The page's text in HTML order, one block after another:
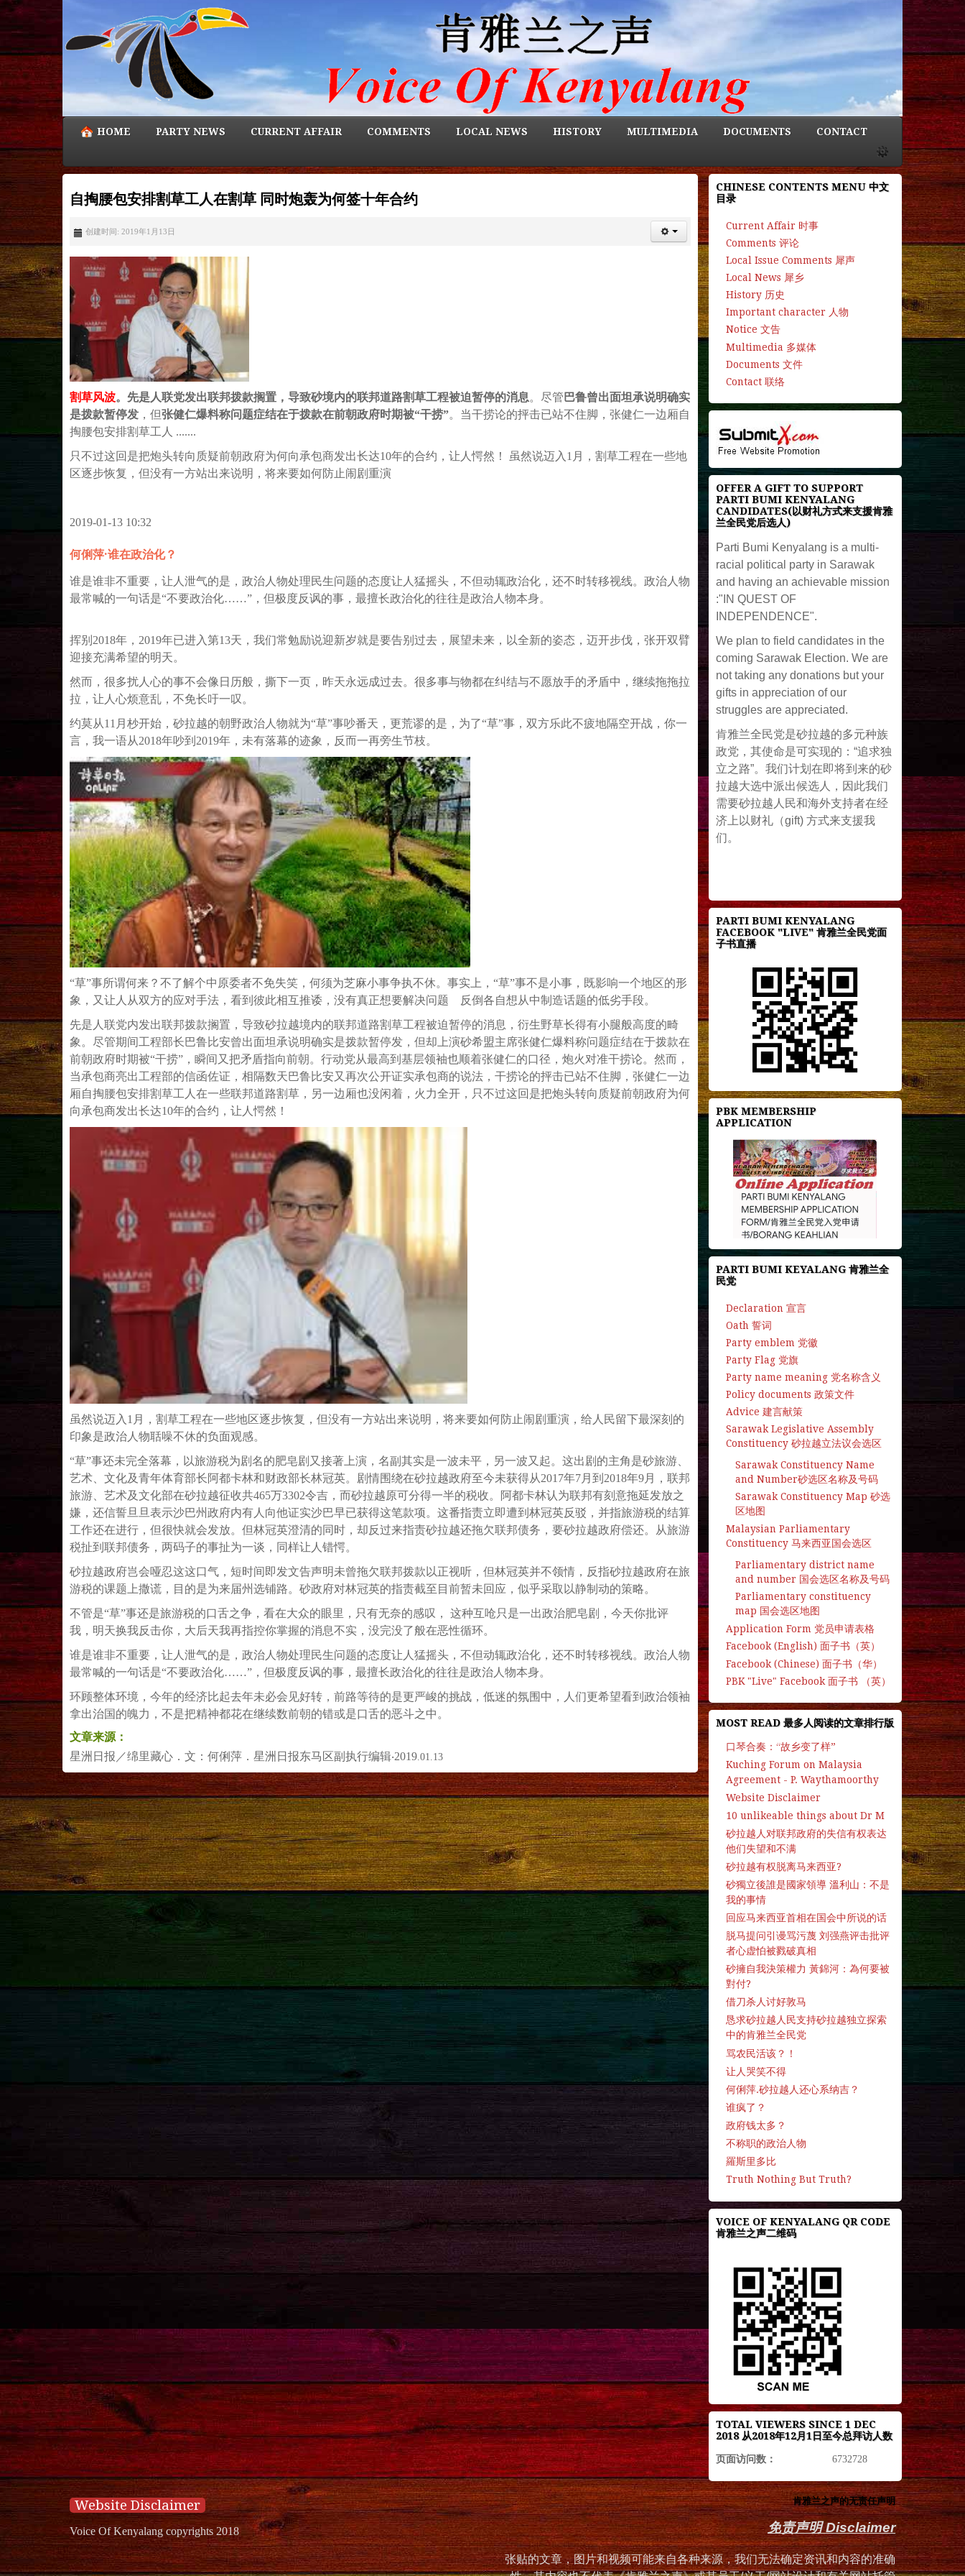
HOME PARTY NEWS CURRENT AFFAIR COMMENTS LOCAL NEWS HISTORY MULTIMEDIA DOCUMENTS CONTACT
自掏腰包安排割草工人在割草 同时炮轰为何签十年合约
创建时间: 2019年1月13日
割草风波。先是人联党发出联邦拨款搁置，导致砂境内的联邦道路割草工程被迫暂停的消息。尽管 巴鲁曾出面坦承说明确实
是拨款暂停发 ，但张健仁爆料称问题症结在于拨款在前朝政府时期被“干捞”。当干捞论的抨击已站不住脚，张健仁一边厢自
掏腰包安排割草工人 .......
只不过这回是把炮头转向质疑前朝政府为何向承包商发出长达10年的合约，让人愕然！ 虽然说迈入1月，割草工程在一些地
区逐步恢复，但没有一方站出来说明，将来要如何防止闹剧重演
2019-01-13 10:32
何俐萍·谁在政治化？
谁是谁非不重要，让人泄气的是，政治人物处理民生问题的态度让人猛摇头，不但动辄政治化，还不时转移视线。政治人物
最常喊的一句话是“不要政治化……”，但极度反讽的事，最擅长政治化的往往是政治人物本身。
挥别2018年，2019年已进入第13天，我们常勉励说迎新岁就是要告别过去，展望未来，以全新的姿态，迈开步伐，张开双臂
迎接充满希望的明天。
然而，很多扰人心的事不会像日历般，撕下一页，昨天永远成过去。很多事与物都在纠结与不愿放手的矛盾中，继续拖拖拉
拉，让人心烦意乱，不免长吁一叹。
约莫从11月杪开始，砂拉越的朝野政治人物就为“草”事吵番天，更荒谬的是，为了“草”事，双方乐此不疲地隔空开战，你一
言，我一语从2018年吵到2019年，未有落幕的迹象，反而一再旁生节枝。
“草”事所谓何来？不了解个中原委者不免失笑，何须为芝麻小事争执不休。事实上，“草”事不是小事，既影响一个地区的形
象，又让人从双方的应对手法，看到彼此相互推诿，没有真正想要解决问题 反倒各自想从中制造话题的低劣手段。
先是人联党内发出联邦拨款搁置，导致砂拉越境内的联邦道路割草工程被迫暂停的消息，衍生野草长得有小腿般高度的畸
象。尽管期间工程部长巴鲁比安曾出面坦承说明确实是拨款暂停发，但却上演砂希盟主席张健仁爆料称问题症结在于拨款在
前朝政府时期被“干捞”，瞬间又把矛盾指向前朝。行动党从最高到基层领袖也顺着张健仁的口径，炮火对准干捞论。然而，
当承包商亮出工程部的信函佐证，相隔数天巴鲁比安又再次公开证实承包商的说法，干捞论的抨击已站不住脚，张健仁一边
厢自掏腰包安排割草工人在一些联邦道路割草，另一边厢也没闲着，火力全开，只不过这回是把炮头转向质疑前朝政府为何
向承包商发出长达10年的合约，让人愕然！
虽然说迈入1月，割草工程在一些地区逐步恢复，但没有一方站出来说明，将来要如何防止闹剧重演，给人民留下最深刻的
印象是政治人物聒噪不休的负面观感。
“草”事还未完全落幕，以旅游税为剧名的肥皂剧又接著上演，名副其实是一波未平，另一波又起。这出剧的主角是砂旅游、
艺术、文化及青年体育部长阿都卡林和财政部长林冠英。剧情围绕在砂拉越政府至今未获得从2017年7月到2018年9月，联邦
旅游、艺术及文化部在砂拉越征收共465万3302令吉，而砂拉越原可分得一半的税收。阿都卡林认为联邦有刻意拖延发放之
嫌，还信誓旦旦表示沙巴州政府内有人向他证实沙巴早已获得这笔款项。这番指责立即遭到林冠英反驳，并指旅游税的结算
工作还在进行，但很快就会发放。但林冠英澄清的同时，却反过来指责砂拉越还拖欠联邦债务，要砂拉越政府偿还。从旅游
税扯到联邦债务，两码子的事扯为一谈，同样让人错愕。
砂拉越政府岂会哑忍这这口气，短时间即发文告声明未曾拖欠联邦拨款以正视听，但林冠英并不领情，反指砂拉越政府在旅
游税的课题上撒谎，目的是为来届州选铺路。砂政府对林冠英的指责截至目前暂未回应，似乎采取以静制动的策略。
不管是“草”事还是旅游税的口舌之争，看在大众的眼里，只有无奈的感叹， 这种互呛只是一出政治肥皂剧，今天你批评
我，明天换我反击你，大后天我再指控你掌握的消息不实，没完没了般在恶性循环。
谁是谁非不重要，让人泄气的是，政治人物处理民生问题的态度让人猛摇头，不但动辄政治化，还不时转移视线。政治人物
最常喊的一句话是“不要政治化……”，但极度反讽的事，最擅长政治化的往往是政治人物本身。
环顾整体环境，今年的经济比起去年未必会见好转，前路等待的是更严峻的挑战，低迷的氛围中，人们更希望看到政治领袖
拿出治国的魄力，不是把精神都花在继续数前朝的错或是口舌的恶斗之中。
文章来源：
星洲日报／绵里藏心．文：何俐萍．星洲日报东马区副执行编辑‧2019.01.13
CHINESE CONTENTS MENU 中文
目录
Current Affair 时事
Comments 评论
Local Issue Comments 犀声
Local News 犀乡
History 历史
Important character 人物
Notice 文告
Multimedia 多媒体
Documents 文件
Contact 联络
OFFER A GIFT TO SUPPORT
PARTI BUMI KENYALANG
CANDIDATES(以财礼方式来支援肯雅
兰全民党后选人)
Parti Bumi Kenyalang is a multi-
racial political party in Sarawak
and having an achievable mission
:"IN QUEST OF
INDEPENDENCE".
We plan to field candidates in the
coming Sarawak Election. We are
not taking any donations but your
gifts in appreciation of our
struggles are appreciated.
肯雅兰全民党是砂拉越的多元种族
政党，其使命是可实现的：“追求独
立之路”。我们计划在即将到来的砂
拉越大选中派出候选人，因此我们
需要砂拉越人民和海外支持者在经
济上以财礼（gift) 方式来支援我
们。
PARTI BUMI KENYALANG
FACEBOOK "LIVE" 肯雅兰全民党面
子书直播
PBK MEMBERSHIP
APPLICATION
PARTI BUMI KEYALANG 肯雅兰全
民党
Declaration 宣言
Oath 誓词
Party emblem 党徽
Party Flag 党旗
Party name meaning 党名称含义
Policy documents 政策文件
Advice 建言献策
Sarawak Legislative Assembly
Constituency 砂拉越立法议会选区
Sarawak Constituency Name
and Number砂选区名称及号码
Sarawak Constituency Map 砂选
区地图
Malaysian Parliamentary
Constituency 马来西亚国会选区
Parliamentary district name
and number 国会选区名称及号码
Parliamentary constituency
map 国会选区地图
Application Form 党员申请表格
Facebook (English) 面子书（英）
Facebook (Chinese) 面子书（华）
PBK "Live" Facebook 面子书 （英）
MOST READ 最多人阅读的文章排行版
口琴合奏：“故乡变了样”
Kuching Forum on Malaysia
Agreement - P. Waythamoorthy
Website Disclaimer
10 unlikeable things about Dr M
砂拉越人对联邦政府的失信有权表达
他们失望和不满
砂拉越有权脱离马来西亚?
砂獨立後誰是國家領導 溫利山：不是
我的事情
回应马来西亚首相在国会中所说的话
脱马提问引谩骂污蔑 刘强燕评击批评
者心虚怕被戮破真相
砂擁自我決策權力 黃錦河：為何要被
對付?
借刀杀人讨好敦马
恳求砂拉越人民支持砂拉越独立探索
中的肯雅兰全民党
骂农民活该？！
让人哭笑不得
何俐萍.砂拉越人还心系纳吉？
谁疯了？
政府钱太多？
不称职的政治人物
羅斯里多比
Truth Nothing But Truth?
VOICE OF KENYALANG QR CODE
肯雅兰之声二维码
TOTAL VIEWERS SINCE 1 DEC
2018 从2018年12月1日至今总拜访人数
页面访问数： 6732728
Website Disclaimer
Voice Of Kenyalang copyrights 2018
肯雅兰之声的无责任声明
免责声明 Disclaimer
张贴的文章，图片和视频可能来自各种来源，我们无法确定资讯和内容的准确